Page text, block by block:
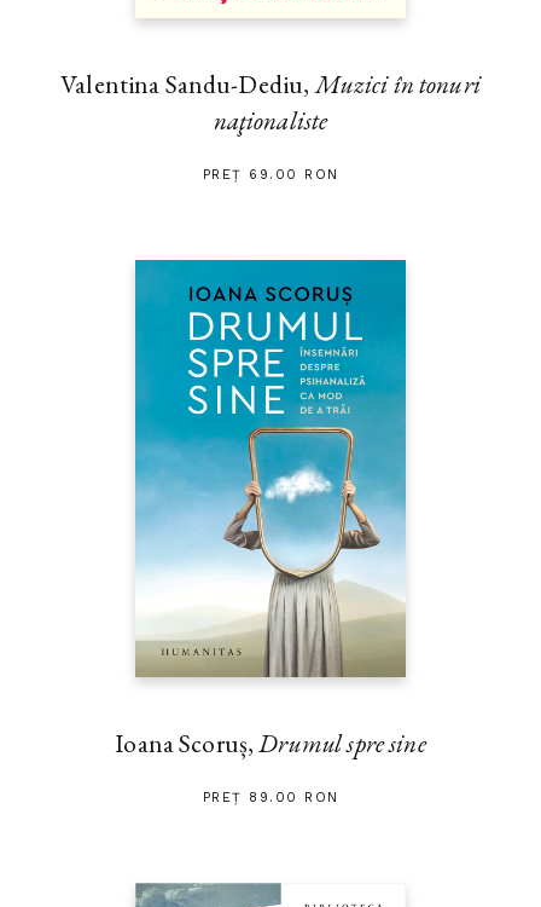
Valentina Sandu-Dediu,Muzici în tonuri
naţionaliste
PREȚ 69.00 RON
Ioana Scoruș,Drumul spre sine
PREȚ 89.00 RON